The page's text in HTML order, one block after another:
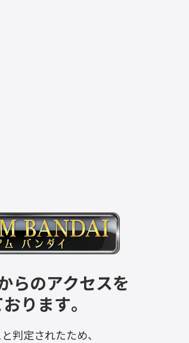
らのアクセスを
ります。
判定されたため、